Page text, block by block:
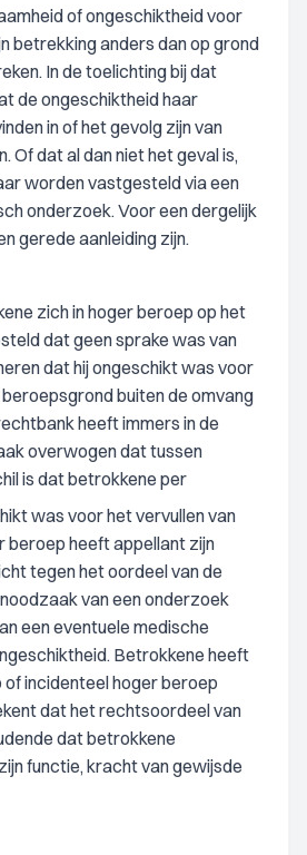
of ongeschiktheid voor
betrekking anders dan op grond
In de toelichting bij dat
de ongeschiktheid haar
in of het gevolg zijn van
Of dat al dan niet het geval is,
worden vastgesteld via een
onderzoek. Voor een dergelijk
gerede aanleiding zijn.
zich in hoger beroep op het
dat geen sprake was van
dat hij ongeschikt was voor
buiten de omvang
heeft immers in de
overwogen dat tussen
is dat betrokkene per
was voor het vervullen van
beroep heeft appellant zijn
tegen het oordeel van de
van een onderzoek
een eventuele medische
Betrokkene heeft
incidenteel hoger beroep
dat het rechtsoordeel van
dat betrokkene
functie, kracht van gewijsde